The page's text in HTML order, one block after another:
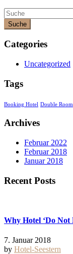
Suche
Categories
Uncategorized
Tags
Booking Hotel Double Room
Archives
Februar 2022
Februar 2018
Januar 2018
Recent Posts
Why Hotel ‘Do Not
7. Januar 2018
by Hotel-Seestern